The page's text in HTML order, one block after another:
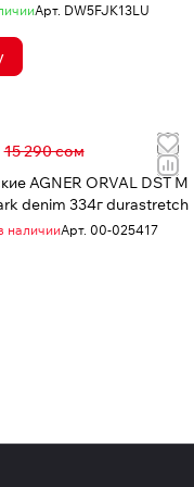
Арт. DW5FJK13LU
15 290 сом
AGNER ORVAL DST M
PNT-8670 dark denim 334г durastretch
наличииАрт. 00-025417